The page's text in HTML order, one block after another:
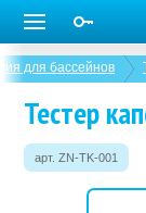
для бассейнов
Тестер
арт. ZN-TK-001